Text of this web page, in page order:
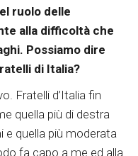
ruolo delle
alla difficoltà che
Possiamo dire
di Italia?
Fratelli d’Italia fin
quella più di destra
e quella più moderata
fa capo a me ed alla